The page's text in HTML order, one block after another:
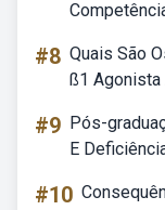
#8 Quais São
ß1
#9 Pós-
E
#10